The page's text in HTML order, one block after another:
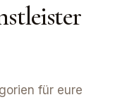
für eure